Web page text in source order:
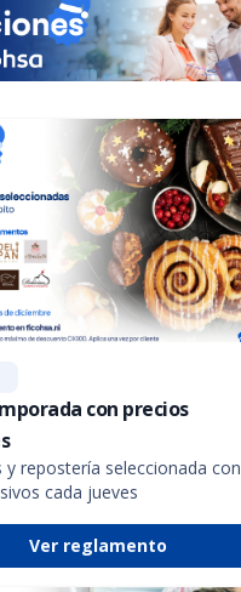
con precios
repostería seleccionada con
cada jueves
Ver reglamento